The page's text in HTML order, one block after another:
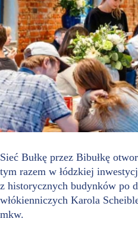
Sieć Bułkę przez Bibułkę
tym razem w łódzkiej
z historycznych budynków po
włókienniczych Karola
mkw.